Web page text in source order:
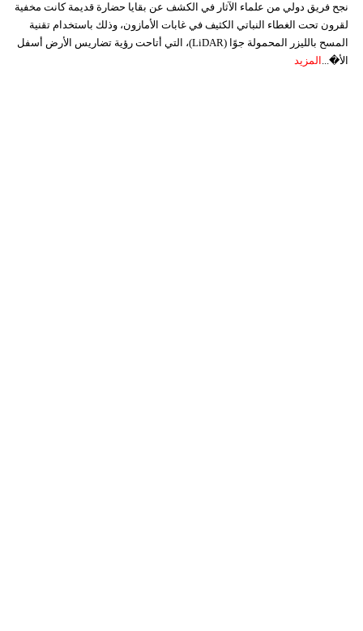
نجح فريق دولي من علماء الآثار في الكشف عن بقايا حضارة قديمة كانت مخفية
لقرون تحت الغطاء النباتي الكثيف في غابات الأمازون، وذلك باستخدام تقنية
المسح بالليزر المحمولة جوًا (LiDAR)، التي أتاحت رؤية تضاريس الأرض أسفل
الأ�... المزيد